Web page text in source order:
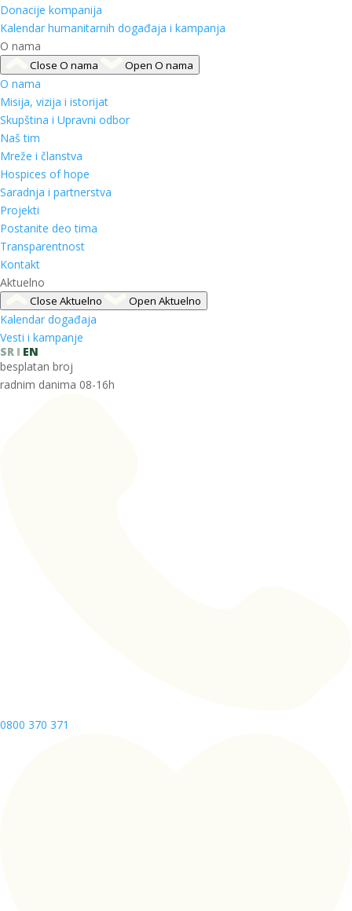
Donacije kompanija
Kalendar humanitarnih događaja i kampanja
O nama
Close O nama Open O nama
O nama
Misija, vizija i istorijat
Skupština i Upravni odbor
Naš tim
Mreže i članstva
Hospices of hope
Saradnja i partnerstva
Projekti
Postanite deo tima
Transparentnost
Kontakt
Aktuelno
Close Aktuelno Open Aktuelno
Kalendar događaja
Vesti i kampanje
SR
EN
besplatan broj
radnim danima 08-16h
0800 370 371